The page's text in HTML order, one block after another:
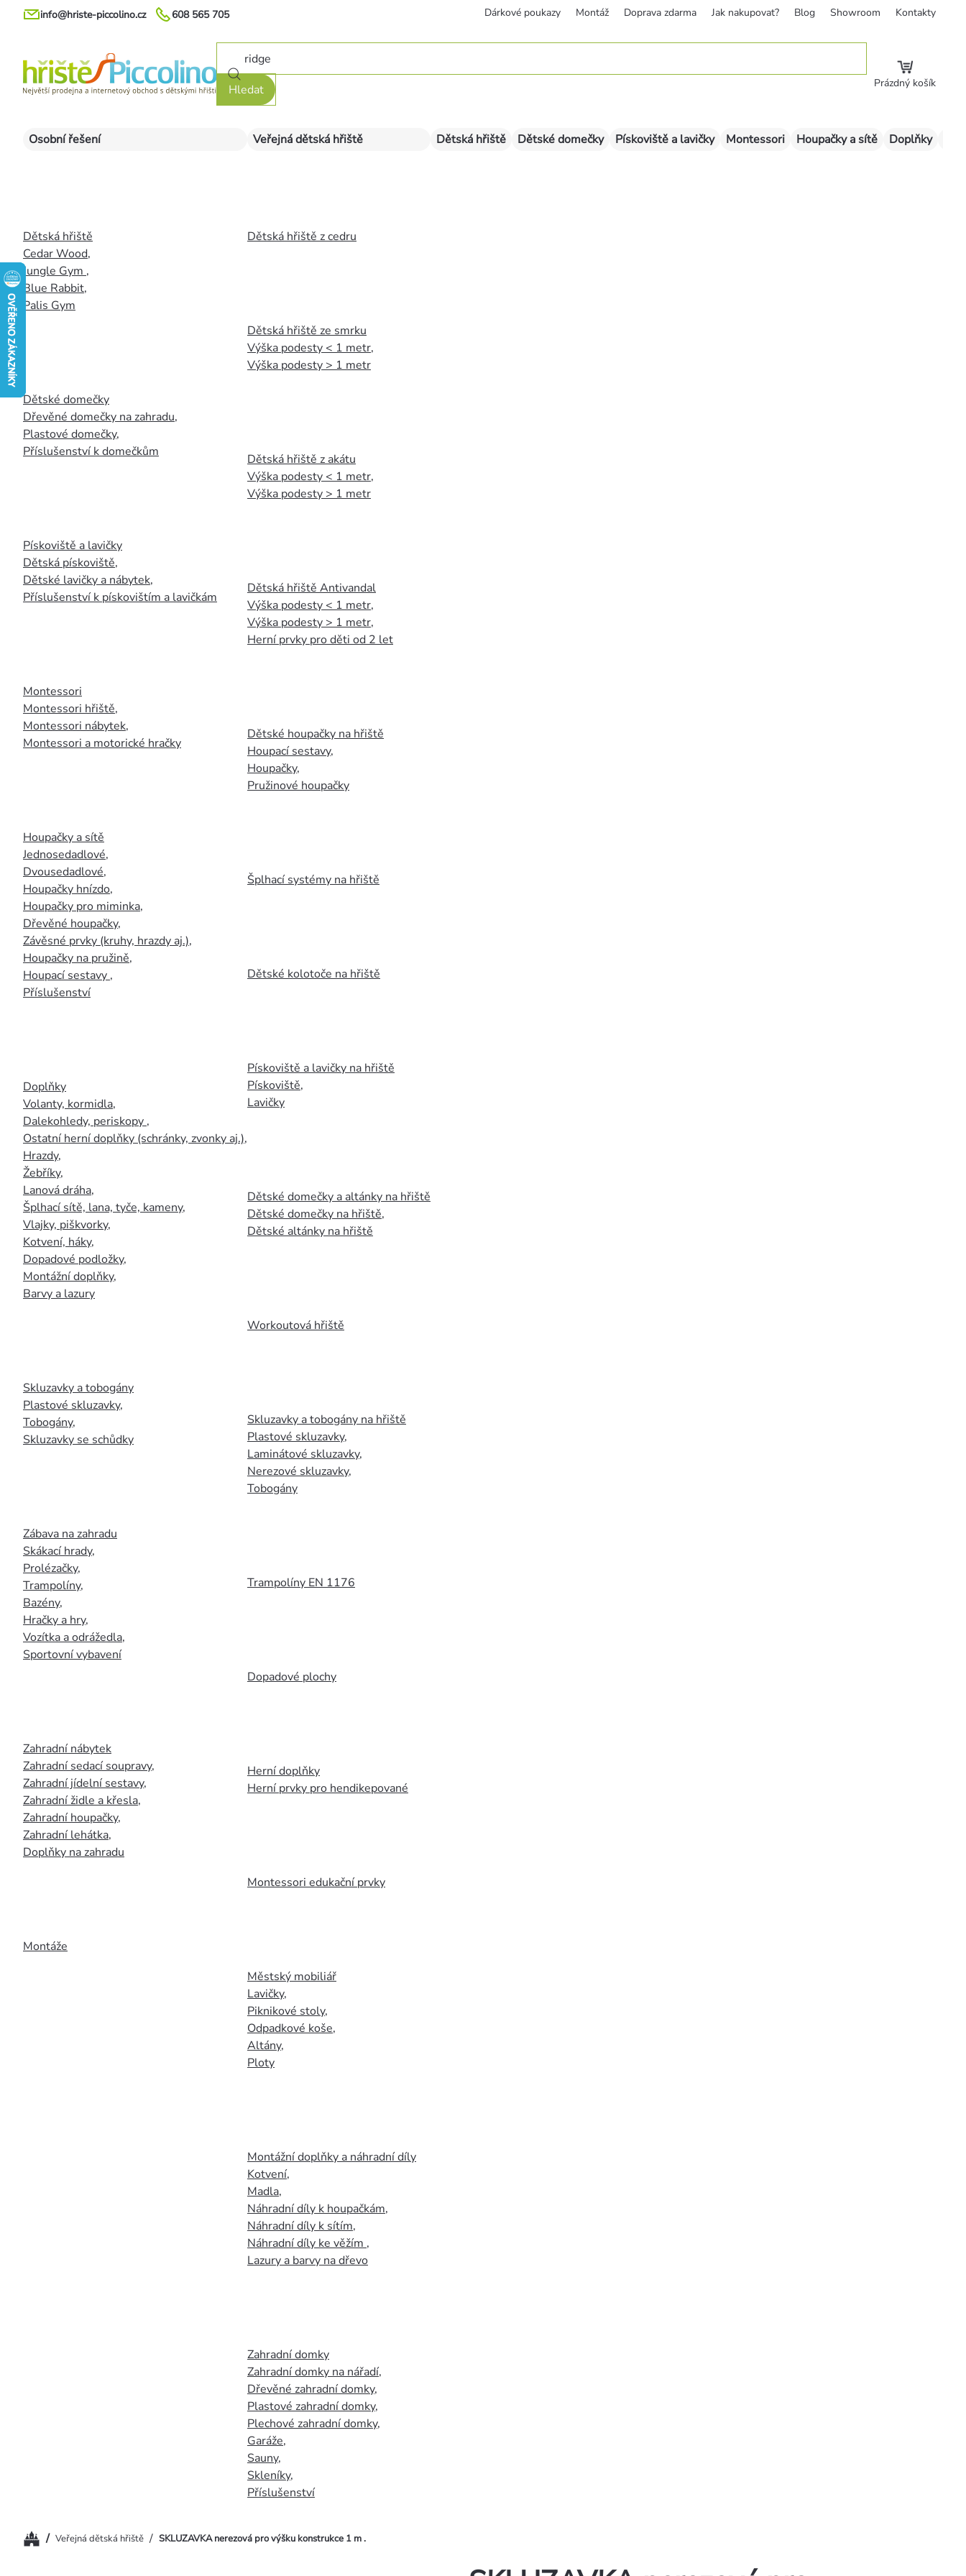
Přejít
608 565 705
info@hriste-piccolino.cz Dárkové poukazy Montáž Doprava zdarma Jak nakupovat? Blog Showroom Kontakty
Hledat Prázdný košík
Osobní řešení
Dětská hřiště
Cedar Wood,
Jungle Gym ,
Blue Rabbit,
Palis Gym
Dětské domečky
Dřevěné domečky na zahradu,
Plastové domečky,
Příslušenství k domečkům
Pískoviště a lavičky
Dětská pískoviště,
Dětské lavičky a nábytek,
Příslušenství k pískovištím a lavičkám
Montessori
Montessori hřiště,
Montessori nábytek,
Montessori a motorické hračky
Houpačky a sítě
Jednosedadlové,
Dvousedadlové,
Houpačky hnízdo,
Houpačky pro miminka,
Dřevěné houpačky,
Závěsné prvky (kruhy, hrazdy aj.),
Houpačky na pružině,
Houpací sestavy ,
Příslušenství
Doplňky
Volanty, kormidla,
Dalekohledy, periskopy ,
Ostatní herní doplňky (schránky, zvonky aj.),
Hrazdy,
Žebříky,
Lanová dráha,
Šplhací sítě, lana, tyče, kameny,
Vlajky, piškvorky,
Kotvení, háky,
Dopadové podložky,
Montážní doplňky,
Barvy a lazury
Skluzavky a tobogány
Plastové skluzavky,
Tobogány,
Skluzavky se schůdky
Zábava na zahradu
Skákací hrady,
Prolézačky,
Trampolíny,
Bazény,
Hračky a hry,
Vozítka a odrážedla,
Sportovní vybavení
Zahradní nábytek
Zahradní sedací soupravy,
Zahradní jídelní sestavy,
Zahradní židle a křesla,
Zahradní houpačky,
Zahradní lehátka,
Doplňky na zahradu
Montáže
Veřejná dětská hřiště
Dětská hřiště z cedru
Dětská hřiště ze smrku
Výška podesty < 1 metr,
Výška podesty > 1 metr
Dětská hřiště z akátu
Výška podesty < 1 metr,
Výška podesty > 1 metr
Dětská hřiště Antivandal
Výška podesty < 1 metr,
Výška podesty > 1 metr,
Herní prvky pro děti od 2 let
Dětské houpačky na hřiště
Houpací sestavy,
Houpačky,
Pružinové houpačky
Šplhací systémy na hřiště
Dětské kolotoče na hřiště
Pískoviště a lavičky na hřiště
Pískoviště,
Lavičky
Dětské domečky a altánky na hřiště
Dětské domečky na hřiště,
Dětské altánky na hřiště
Workoutová hřiště
Skluzavky a tobogány na hřiště
Plastové skluzavky,
Laminátové skluzavky,
Nerezové skluzavky,
Tobogány
Trampolíny EN 1176
Dopadové plochy
Herní doplňky
Herní prvky pro hendikepované
Montessori edukační prvky
Městský mobiliář
Lavičky,
Piknikové stoly,
Odpadkové koše,
Altány,
Ploty
Montážní doplňky a náhradní díly
Kotvení,
Madla,
Náhradní díly k houpačkám,
Náhradní díly k sítím,
Náhradní díly ke věžím ,
Lazury a barvy na dřevo
Zahradní domky
Zahradní domky na nářadí,
Dřevěné zahradní domky,
Plastové zahradní domky,
Plechové zahradní domky,
Garáže,
Sauny,
Skleníky,
Příslušenství
Dětská hřiště Dětské domečky Pískoviště a lavičky Montessori Houpačky a sítě Doplňky
Domů/ Veřejná dětská hřiště / SKLUZAVKA nerezová pro výšku konstrukce 1 m .